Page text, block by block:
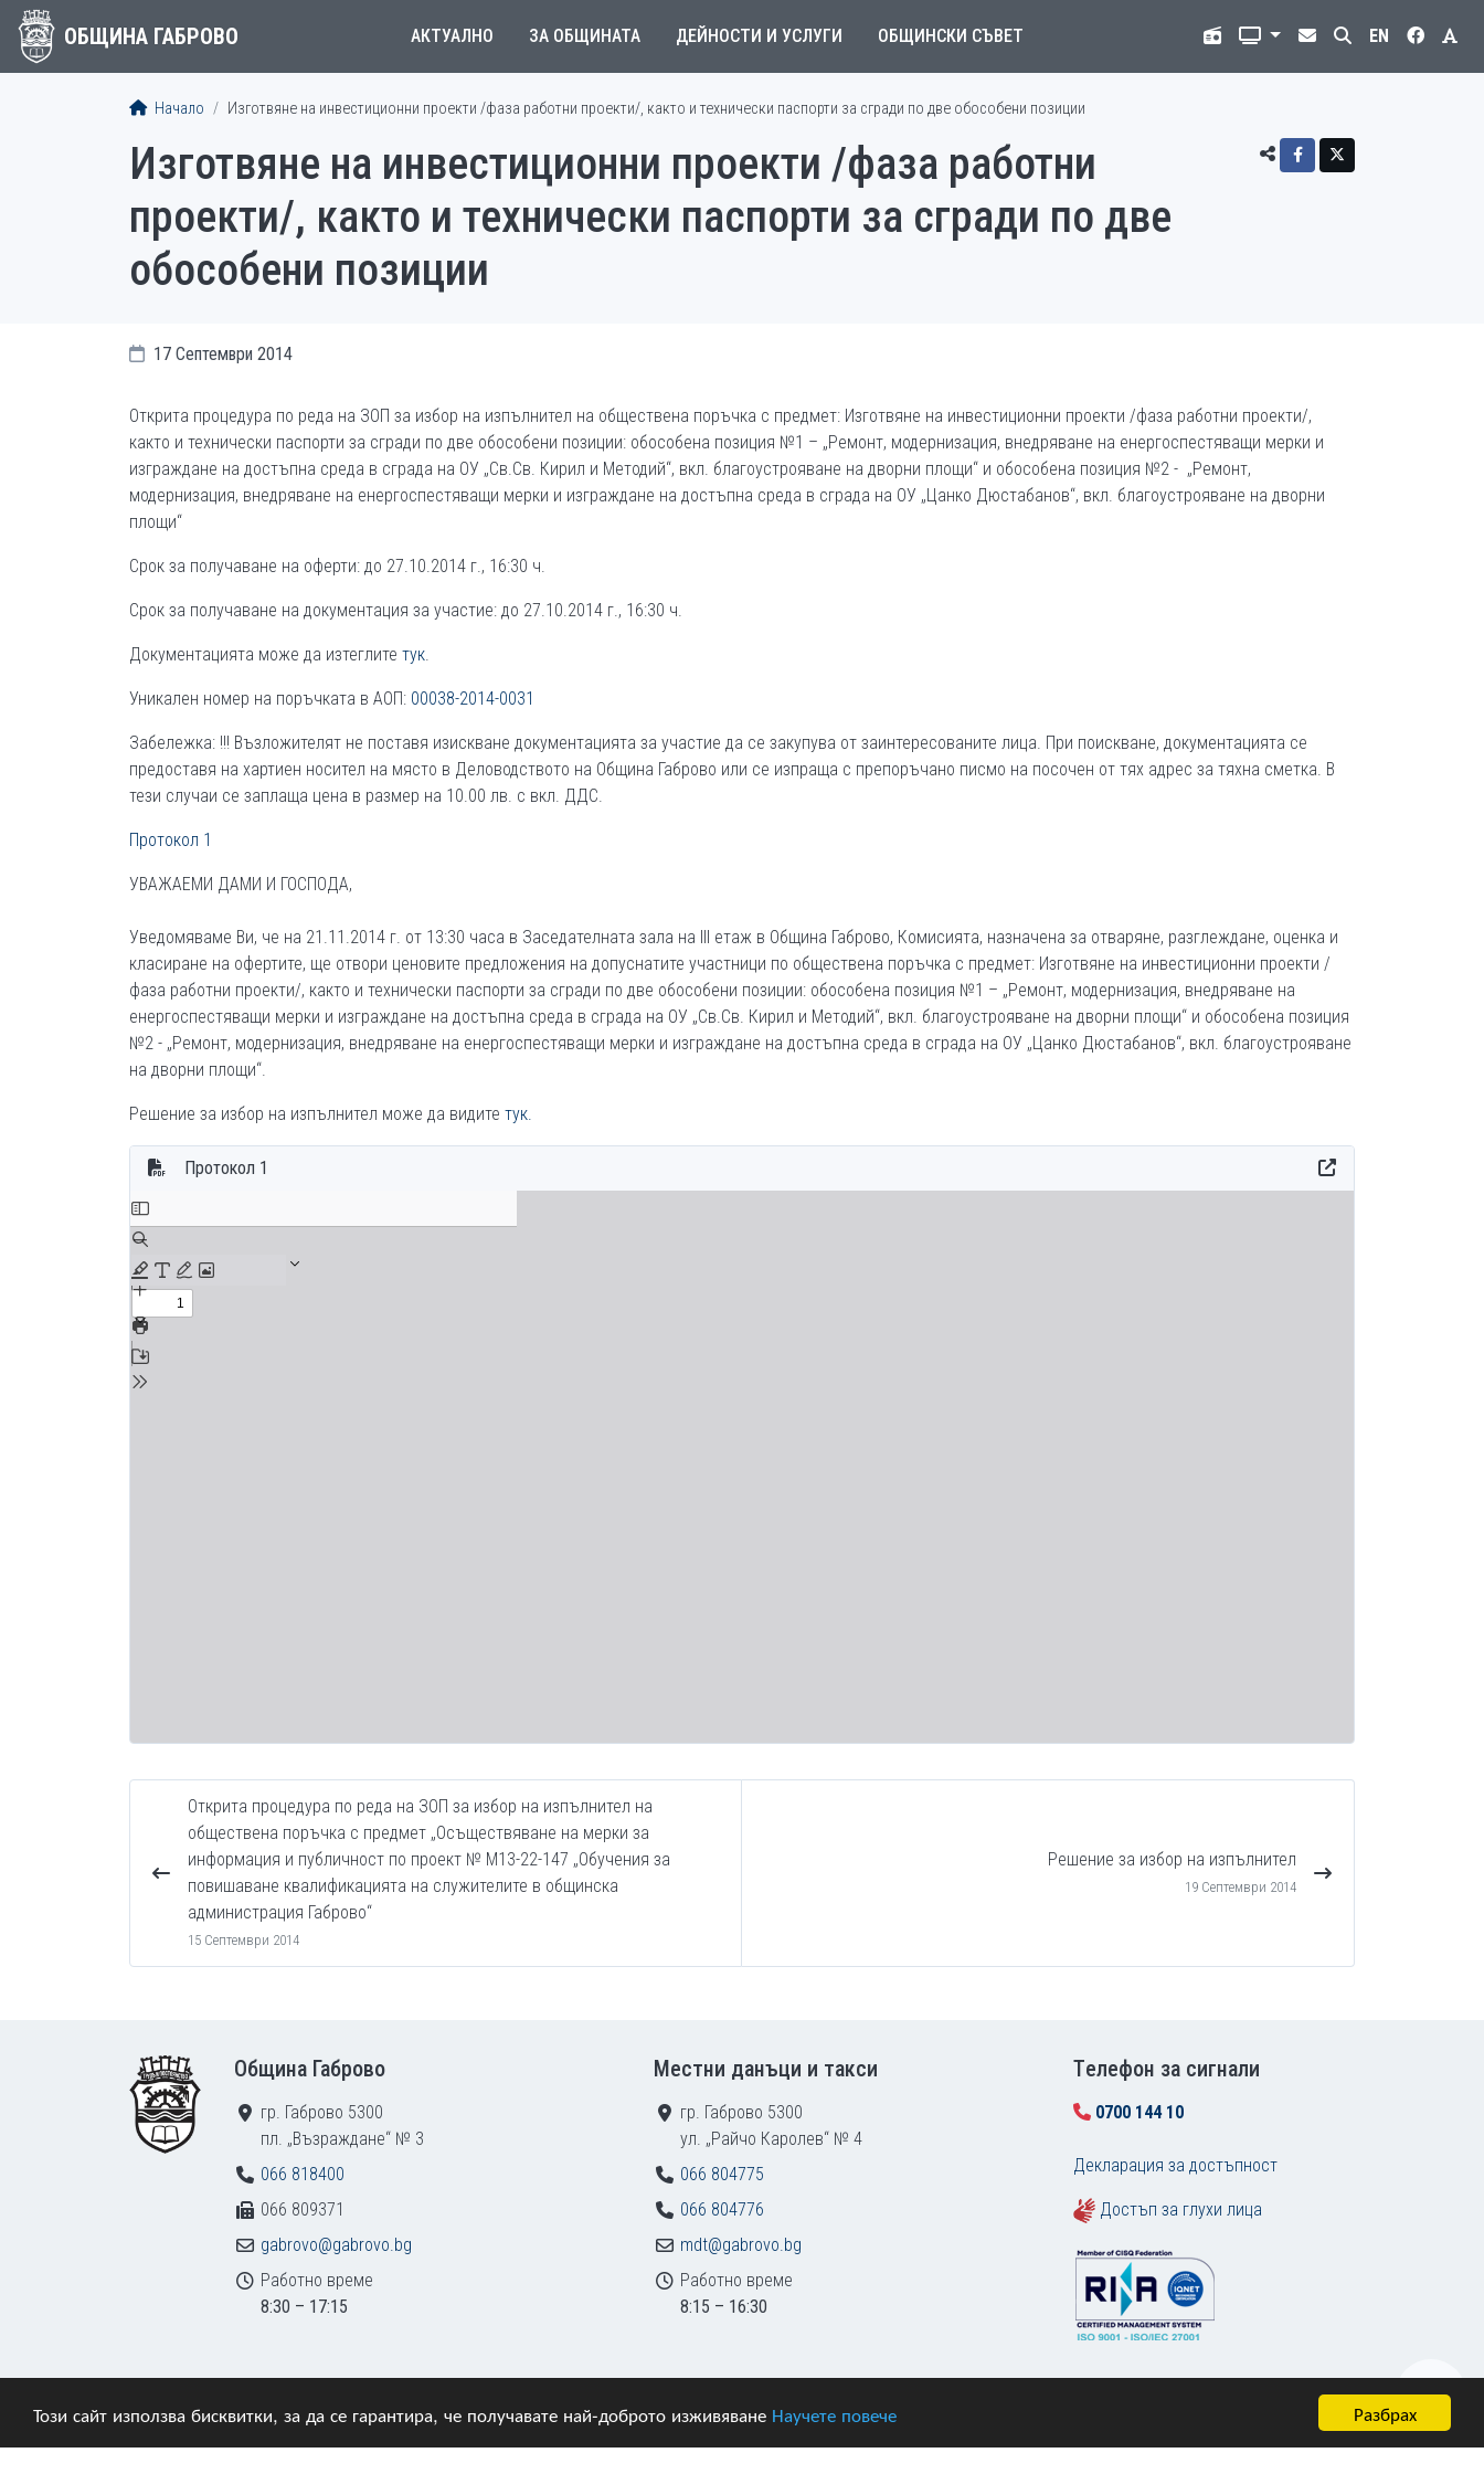
Разбрах
Този сайт използва бисквитки, за да се гарантира, че получавате най-доброто изживяване Научете повече
ОБЩИНА ГАБРОВО АКТУАЛНО ЗА ОБЩИНАТА ДЕЙНОСТИ И УСЛУГИ ОБЩИНСКИ СЪВЕТ EN
Начало Изготвяне на инвестиционни проекти /фаза работни проекти/, както и технически паспорти за сгради по две обособени позиции
Изготвяне на инвестиционни проекти /фаза работни
проекти/, както и технически паспорти за сгради по две
обособени позиции
17 Септември 2014
Открита процедура по реда на ЗОП за избор на изпълнител на обществена поръчка с предмет: Изготвяне на инвестиционни проекти /фаза работни проекти/,
както и технически паспорти за сгради по две обособени позиции: обособена позиция №1 – „Ремонт, модернизация, внедряване на енергоспестяващи мерки и
изграждане на достъпна среда в сграда на ОУ „Св.Св. Кирил и Методий“, вкл. благоустрояване на дворни площи“ и обособена позиция №2 - „Ремонт,
модернизация, внедряване на енергоспестяващи мерки и изграждане на достъпна среда в сграда на ОУ „Цанко Дюстабанов“, вкл. благоустрояване на дворни
площи“
Срок за получаване на оферти: до 27.10.2014 г., 16:30 ч.
Срок за получаване на документация за участие: до 27.10.2014 г., 16:30 ч.
Документацията може да изтеглите тук.
Уникален номер на поръчката в АОП: 00038-2014-0031
Забележка: !!! Възложителят не поставя изискване документацията за участие да се закупува от заинтересованите лица. При поискване, документацията се
предоставя на хартиен носител на място в Деловодството на Община Габрово или се изпраща с препоръчано писмо на посочен от тях адрес за тяхна сметка. В
тези случаи се заплаща цена в размер на 10.00 лв. с вкл. ДДС.
Протокол 1
УВАЖАЕМИ ДАМИ И ГОСПОДА,
Уведомяваме Ви, че на 21.11.2014 г. от 13:30 часа в Заседателната зала на ІІІ етаж в Община Габрово, Комисията, назначена за отваряне, разглеждане, оценка и
класиране на офертите, ще отвори ценовите предложения на допуснатите участници по обществена поръчка с предмет: Изготвяне на инвестиционни проекти /
фаза работни проекти/, както и технически паспорти за сгради по две обособени позиции: обособена позиция №1 – „Ремонт, модернизация, внедряване на
енергоспестяващи мерки и изграждане на достъпна среда в сграда на ОУ „Св.Св. Кирил и Методий“, вкл. благоустрояване на дворни площи“ и обособена позиция
№2 - „Ремонт, модернизация, внедряване на енергоспестяващи мерки и изграждане на достъпна среда в сграда на ОУ „Цанко Дюстабанов“, вкл. благоустрояване
на дворни площи“.
Решение за избор на изпълнител може да видите тук.
Протокол 1
Открита процедура по реда на ЗОП за избор на изпълнител на
обществена поръчка с предмет „Осъществяване на мерки за
информация и публичност по проект № М13-22-147 „Обучения за
повишаване квалификацията на служителите в общинска
администрация Габрово“
15 Септември 2014
Решение за избор на изпълнител
19 Септември 2014
Община Габрово
гр. Габрово 5300
пл. „Възраждане“ № 3
066 818400
066 809371
gabrovo@gabrovo.bg
Работно време
8:30 – 17:15
Местни данъци и такси
гр. Габрово 5300
ул. „Райчо Каролев“ № 4
066 804775
066 804776
mdt@gabrovo.bg
Работно време
8:15 – 16:30
Tелефон за сигнали
0700 144 10
Декларация за достъпност
Достъп за глухи лица
© 2009–2026 Община Габрово. Всички права запазени.